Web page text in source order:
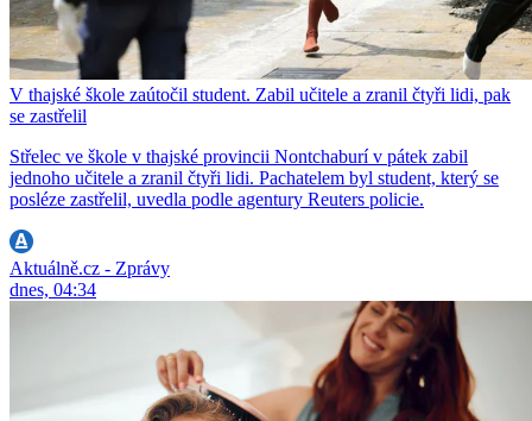
V thajské škole zaútočil student. Zabil učitele a zranil čtyři lidi, pak
se zastřelil
Střelec ve škole v thajské provincii Nontchaburí v pátek zabil
jednoho učitele a zranil čtyři lidi. Pachatelem byl student, který se
posléze zastřelil, uvedla podle agentury Reuters policie.
Aktuálně.cz - Zprávy
dnes, 04:34